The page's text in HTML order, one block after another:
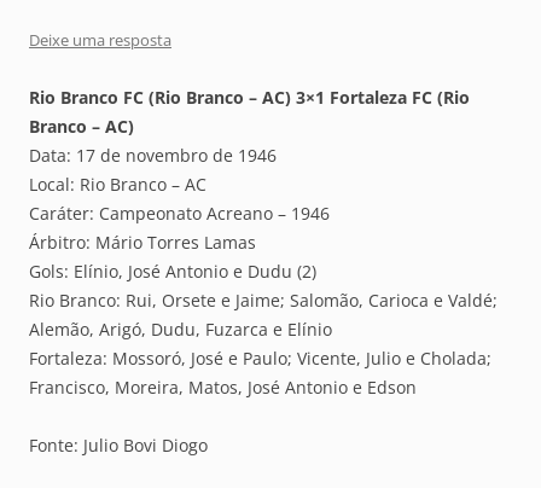
Deixe uma resposta
Rio Branco FC (Rio Branco – AC) 3×1 Fortaleza FC (Rio
Branco – AC)
Data: 17 de novembro de 1946
Local: Rio Branco – AC
Caráter: Campeonato Acreano – 1946
Árbitro: Mário Torres Lamas
Gols: Elínio, José Antonio e Dudu (2)
Rio Branco: Rui, Orsete e Jaime; Salomão, Carioca e Valdé;
Alemão, Arigó, Dudu, Fuzarca e Elínio
Fortaleza: Mossoró, José e Paulo; Vicente, Julio e Cholada;
Francisco, Moreira, Matos, José Antonio e Edson
Fonte: Julio Bovi Diogo